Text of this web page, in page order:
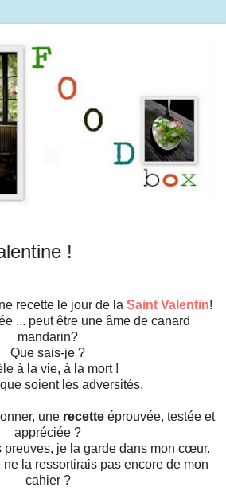
!
recette le jour de laSaint Valentin!
... peut être une âme de canard
mandarin?
Que sais-je ?
à la vie, à la mort !
soient les adversités.
une recette éprouvée, testée et
appréciée ?
preuves, je la garde dans mon cœur.
la ressortirais pas encore de mon
cahier ?